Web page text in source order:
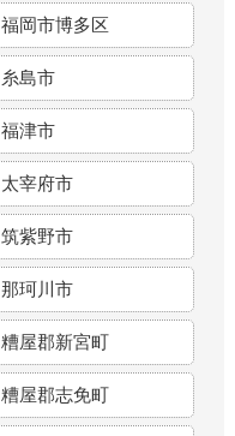
福岡市博多区
糸島市
福津市
太宰府市
筑紫野市
那珂川市
糟屋郡新宮町
糟屋郡志免町